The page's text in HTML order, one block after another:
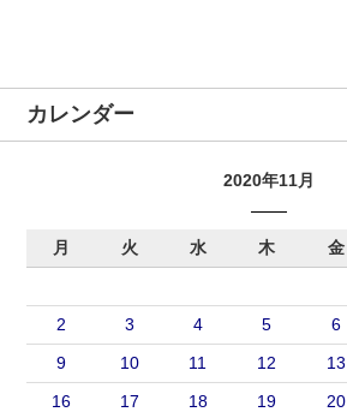
カレンダー
2020年11月
月 火 水 木 金
2
3 4 5 6
9
10 11 12 13
16
17 18 19 20